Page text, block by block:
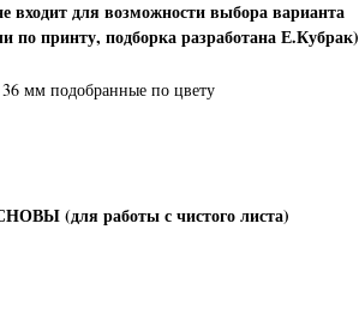
для возможности выбора варианта
по принту, подборка разработана Е.Кубрак)
мм подобранные по цвету
(для работы с чистого листа)